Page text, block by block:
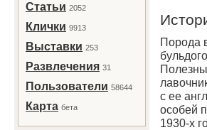
Статьи 2052
Клички 9913
Выставки 253
Развлечения 31
Пользователи 58644
Карта бета
Порода
с ее
особей
1930-х